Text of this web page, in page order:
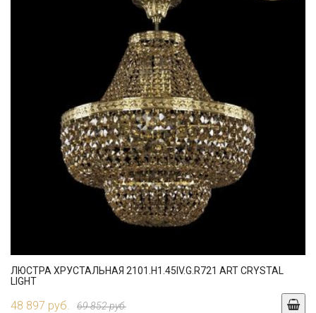
ЛЮСТРА ХРУСТАЛЬНАЯ 2101.H1.45IV.G.R721 ART CRYSTAL
LIGHT
48 897 руб. 69 852 руб.